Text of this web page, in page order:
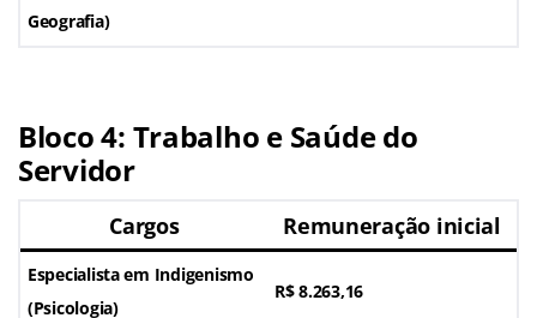
Geografia)
Bloco 4: Trabalho e Saúde do
Servidor
Cargos Remuneração inicial
Especialista em Indigenismo
(Psicologia)
R$ 8.263,16